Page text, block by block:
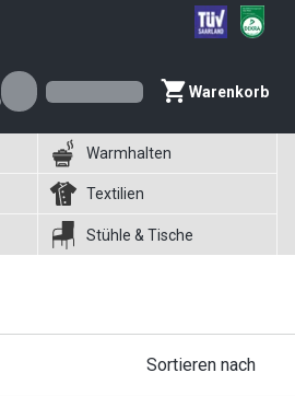
Warenkorb
Warmhalten
Textilien
Stühle & Tische
Sortieren nach